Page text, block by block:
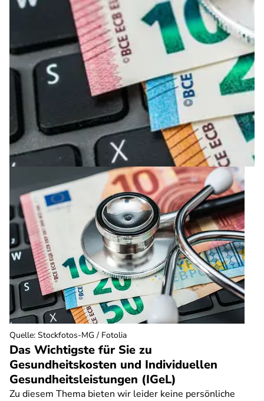
Das Wichtigste für Sie zu
Gesundheitskosten und Individuellen
Gesundheitsleistungen (IGeL)
Zu diesem Thema bieten wir leider keine persönliche
Quelle: Stockfotos-MG / Fotolia